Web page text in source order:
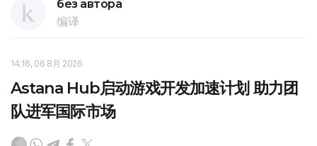
без автора
编译
14:16, 06 8月 2026
Astana Hub启动游戏开发加速计划 助力团
队进军国际市场